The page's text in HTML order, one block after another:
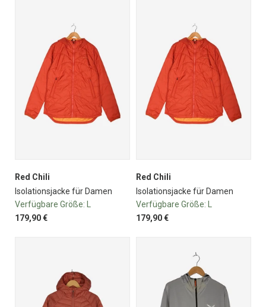
Red Chili
Isolationsjacke für Damen
Verfügbare Größe:
179,90 €
Red Chili
Isolationsjacke für Damen
Verfügbare Größe:
179,90 €